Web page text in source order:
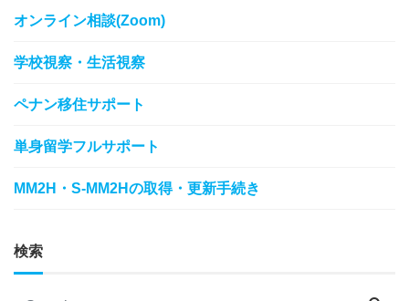
オンライン相談(Zoom)
学校視察・生活視察
ペナン移住サポート
単身留学フルサポート
MM2H・S-MM2Hの取得・更新手続き
検索